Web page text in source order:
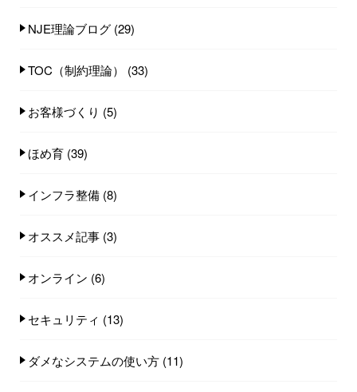
NJE理論ブログ (29)
TOC（制約理論） (33)
お客様づくり (5)
ほめ育 (39)
インフラ整備 (8)
オススメ記事 (3)
オンライン (6)
セキュリティ (13)
ダメなシステムの使い方 (11)